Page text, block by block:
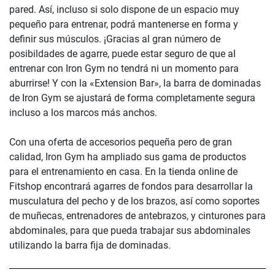
pared. Así, incluso si solo dispone de un espacio muy
pequeño para entrenar, podrá mantenerse en forma y
definir sus músculos. ¡Gracias al gran número de
posibildades de agarre, puede estar seguro de que al
entrenar con Iron Gym no tendrá ni un momento para
aburrirse! Y con la «Extension Bar», la barra de dominadas
de Iron Gym se ajustará de forma completamente segura
incluso a los marcos más anchos.
Con una oferta de accesorios pequeña pero de gran
calidad, Iron Gym ha ampliado sus gama de productos
para el entrenamiento en casa. En la tienda online de
Fitshop encontrará agarres de fondos para desarrollar la
musculatura del pecho y de los brazos, así como soportes
de muñecas, entrenadores de antebrazos, y cinturones para
abdominales, para que pueda trabajar sus abdominales
utilizando la barra fija de dominadas.